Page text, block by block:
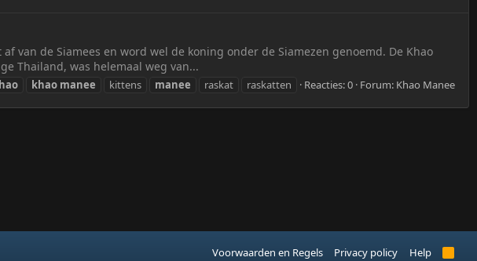
van de Siamees en word wel de koning onder de Siamezen genoemd. De Khao
Thailand, was helemaal weg van...
khao manee kittens manee raskat raskatten Reacties: 0 Forum: Khao Manee
Voorwaarden en Regels Privacy policy Help
R